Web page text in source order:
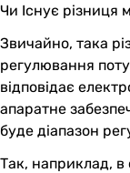
Чи Існує різниця
Звичайно, така
регулювання
відповідає
апаратне
буде діапазон
Так, наприклад, в